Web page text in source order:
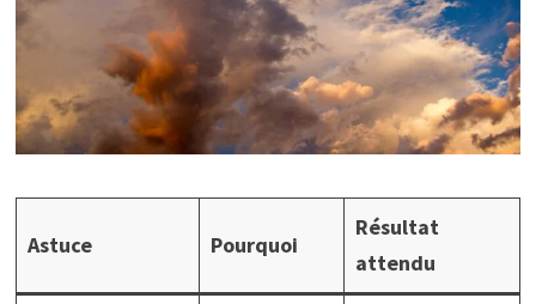
Astuce Pourquoi
Résultat
attendu